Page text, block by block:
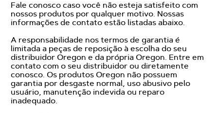
Fale conosco caso você não esteja satisfeito com
nossos produtos por qualquer motivo. Nossas
informações de contato estão listadas abaixo.
A responsabilidade nos termos de garantia é
limitada a peças de reposição à escolha do seu
distribuidor Oregon e da própria Oregon. Entre em
contato com o seu distribuidor ou diretamente
conosco. Os produtos Oregon não possuem
garantia por desgaste normal, uso abusivo pelo
usuário, manutenção indevida ou reparo
inadequado.